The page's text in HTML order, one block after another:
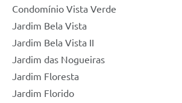
Condomínio Vista Verde
Jardim Bela Vista
Jardim Bela Vista II
Jardim das Nogueiras
Jardim Floresta
Jardim Florido